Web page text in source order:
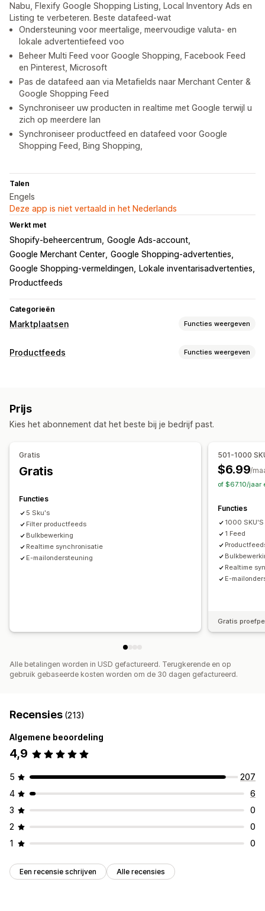
Nabu, Flexify Google Shopping Listing, Local Inventory Ads en
Listing te verbeteren. Beste datafeed-wat
Ondersteuning voor meertalige, meervoudige valuta- en
lokale advertentiefeed voo
Beheer Multi Feed voor Google Shopping, Facebook Feed
en Pinterest, Microsoft
Pas de datafeed aan via Metafields naar Merchant Center &
Google Shopping Feed
Synchroniseer uw producten in realtime met Google terwijl u
zich op meerdere lan
Synchroniseer productfeed en datafeed voor Google
Shopping Feed, Bing Shopping,
Talen
Engels
Deze app is niet vertaald in het Nederlands
Werkt met
Shopify-beheercentrum Google Ads-account
Google Merchant Center Google Shopping-advertenties
Google Shopping-vermeldingen
Lokale inventarisadvertenties
Productfeeds
Categorieën
Marktplaatsen Functies weergeven
Vermeldingsbeheer
Bestellingenbeheer
Productfeeds Functies weergeven
Aangepaste labels
Gelokaliseerde feeds Meerdere valuta Meerdere talen
Updates in realtime
Foutvalidatie
Targetspecifieke locaties
Voorraadondersteuning
Feedoptimalisatie
Prijs
Kies het abonnement dat het beste bij je bedrijf past.
Gratis
Gratis
Functies
5 Sku's
Filter productfeeds
Bulkbewerking
Realtime synchronisatie
E-mailondersteuning
501-1000
$6.99/
of $67.10/jaar
Functies
1000 SKU'S
1 Feed
Realtime
E-
Gratis
Alle betalingen worden in USD gefactureerd. Terugkerende en op
gebruik gebaseerde kosten worden om de 30 dagen gefactureerd.
Recensies (213)
Algemene beoordeling
4,9
5
207
4
6
3
0
2
0
1
0
Een recensie schrijven Alle recensies